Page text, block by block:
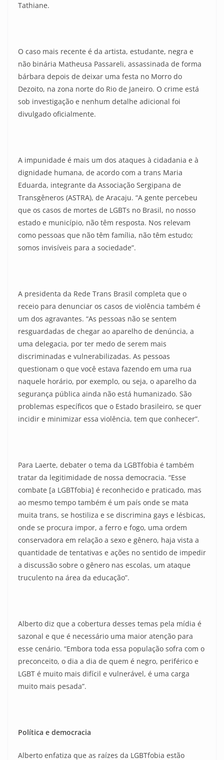
Tathiane.
O caso mais recente é da artista, estudante, negra e
não binária Matheusa Passareli, assassinada de forma
bárbara depois de deixar uma festa no Morro do
Dezoito, na zona norte do Rio de Janeiro. O crime está
sob investigação e nenhum detalhe adicional foi
divulgado oficialmente.
A impunidade é mais um dos ataques à cidadania e à
dignidade humana, de acordo com a trans Maria
Eduarda, integrante da Associação Sergipana de
Transgêneros (ASTRA), de Aracaju. “A gente percebeu
que os casos de mortes de LGBTs no Brasil, no nosso
estado e município, não têm resposta. Nos relevam
como pessoas que não têm família, não têm estudo;
somos invisíveis para a sociedade”.
A presidenta da Rede Trans Brasil completa que o
receio para denunciar os casos de violência também é
um dos agravantes. “As pessoas não se sentem
resguardadas de chegar ao aparelho de denúncia, a
uma delegacia, por ter medo de serem mais
discriminadas e vulnerabilizadas. As pessoas
questionam o que você estava fazendo em uma rua
naquele horário, por exemplo, ou seja, o aparelho da
segurança pública ainda não está humanizado. São
problemas específicos que o Estado brasileiro, se quer
incidir e minimizar essa violência, tem que conhecer”.
Para Laerte, debater o tema da LGBTfobia é também
tratar da legitimidade de nossa democracia. “Esse
combate [a LGBTfobia] é reconhecido e praticado, mas
ao mesmo tempo também é um país onde se mata
muita trans, se hostiliza e se discrimina gays e lésbicas,
onde se procura impor, a ferro e fogo, uma ordem
conservadora em relação a sexo e gênero, haja vista a
quantidade de tentativas e ações no sentido de impedir
a discussão sobre o gênero nas escolas, um ataque
truculento na área da educação”.
Alberto diz que a cobertura desses temas pela mídia é
sazonal e que é necessário uma maior atenção para
esse cenário. “Embora toda essa população sofra com o
preconceito, o dia a dia de quem é negro, periférico e
LGBT é muito mais difícil e vulnerável, é uma carga
muito mais pesada”.
Política e democracia
Alberto enfatiza que as raízes da LGBTfobia estão